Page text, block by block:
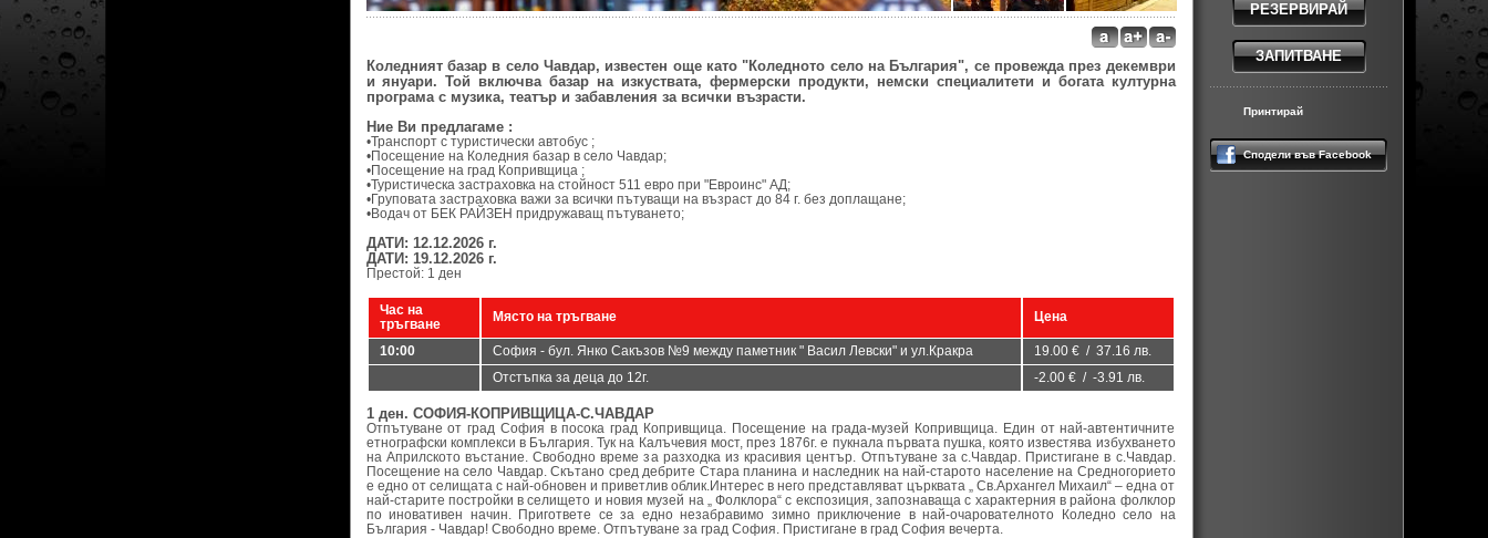
РЕЗЕРВИРАЙ
ЗАПИТВАНЕ
Принтирай
Сподели във Facebook
Коледният базар в село Чавдар, известен още като "Коледното село на България", се провежда през декември
и януари. Той включва базар на изкуствата, фермерски продукти, немски специалитети и богата културна
програма с музика, театър и забавления за всички възрасти.
Ние Ви предлагаме :
•Транспорт с туристически автобус ;
•Посещение на Коледния базар в село Чавдар;
•Посещение на град Копривщица ;
•Туристическа застраховка на стойност 511 евро при "Евроинс" АД;
•Груповата застраховка важи за всички пътуващи на възраст до 84 г. без доплащане;
•Водач от БЕК РАЙЗЕН придружаващ пътуването;
ДАТИ: 12.12.2026 г.
ДАТИ: 19.12.2026 г.
Престой: 1 ден
Час на
тръгване
Място на тръгване Цена
10:00 София - бул. Янко Сакъзов №9 между паметник " Васил Левски" и ул.Кракра
19.00 € / 37.16 лв.
Отстъпка за деца до 12г.
-2.00 € / -3.91 лв.
1 ден. СОФИЯ-КОПРИВЩИЦА-С.ЧАВДАР
Отпътуване от град София в посока град Копривщица. Посещение на града-музей Копривщица. Един от най-автентичните
етнографски комплекси в България. Тук на Калъчевия мост, през 1876г. е пукнала първата пушка, която известява избухването
на Априлското въстание. Свободно време за разходка из красивия център. Отпътуване за с.Чавдар. Пристигане в с.Чавдар.
Посещение на село Чавдар. Скътано сред дебрите Стара планина и наследник на най-старото население на Средногорието
е едно от селищата с най-обновен и приветлив облик.Интерес в него представляват църквата „ Св.Архангел Михаил“ – една от
най-старите постройки в селището и новия музей на „ Фолклора“ с експозиция, запознаваща с характерния в района фолклор
по иновативен начин. Пригответе се за едно незабравимо зимно приключение в най-очарователното Коледно село на
България - Чавдар! Свободно време. Отпътуване за град София. Пристигане в град София вечерта.